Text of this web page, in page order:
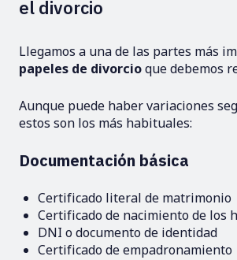
el divorcio
Llegamos a una de las partes más
papeles de divorcioque debemos
Aunque puede haber variaciones
estos son los más habituales:
Documentación básica
Certificado literal de matrimonio
Certificado de nacimiento de los
DNI o documento de identidad
Certificado de empadronamiento